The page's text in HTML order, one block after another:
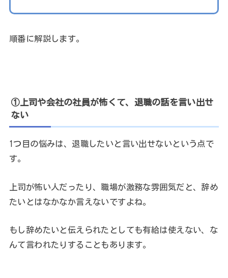
順番に解説します。
①上司や会社の社員が怖くて、退職の話を言い出せ
ない
1つ目の悩みは、退職したいと言い出せないという点で
す。
上司が怖い人だったり、職場が激務な雰囲気だと、辞め
たいとはなかなか言えないですよね。
もし辞めたいと伝えられたとしても有給は使えない、な
んて言われたりすることもあります。